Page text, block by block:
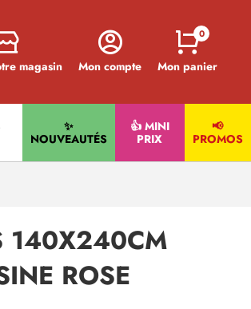
magasin Mon compte Mon panier
0
✨
NOUVEAUTÉS
👍 MINI
PRIX
📢
PROMOS
140X240CM
ROSE